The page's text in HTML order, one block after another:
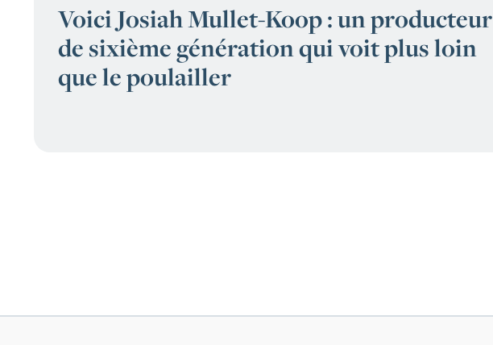
Voici Josiah Mullet-Koop : un producteur
de sixième génération qui voit plus loin
que le poulailler